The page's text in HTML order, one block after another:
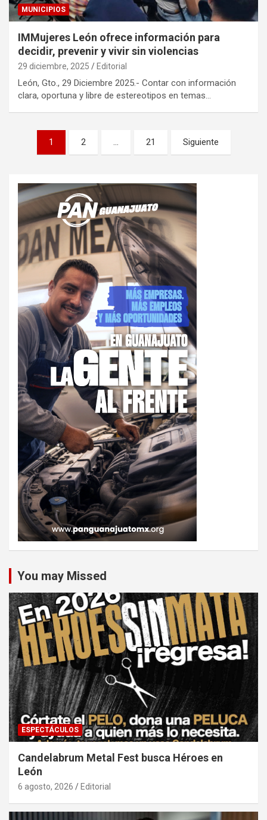
MUNICIPIOS
IMMujeres León ofrece información para
decidir, prevenir y vivir sin violencias
29 diciembre, 2025 Editorial
León, Gto., 29 Diciembre 2025.- Contar con información
clara, oportuna y libre de estereotipos en temas…
Paginación
1 2 … 21 Siguiente
You may Missed
ESPECTÁCULOS
Candelabrum Metal Fest busca Héroes en
León
6 agosto, 2026 Editorial